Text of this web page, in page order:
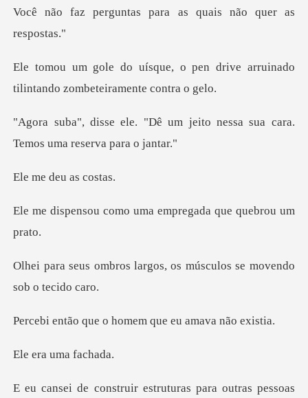
Você não faz pergunt
pen drive arruinado
tilintand
um jeito nessa sua cara.
Temo
deu as
mo uma empregada qu
argos, os músculos se mo
o homem que eu a
a uma
uir estruturas para o